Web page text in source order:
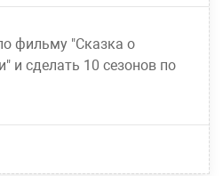
фильму "Сказка о
и сделать 10 сезонов по